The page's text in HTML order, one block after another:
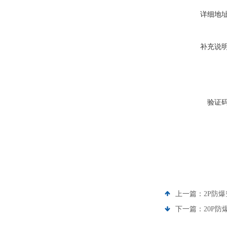
详细地
补充说
验证
上一篇： 2P防
下一篇： 20P防